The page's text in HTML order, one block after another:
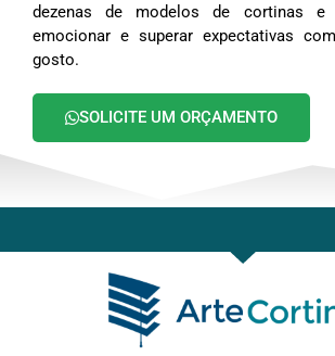
dezenas de modelos de cortinas e
emocionar e superar expectativas
gosto.
SOLICITE UM ORÇAMENTO